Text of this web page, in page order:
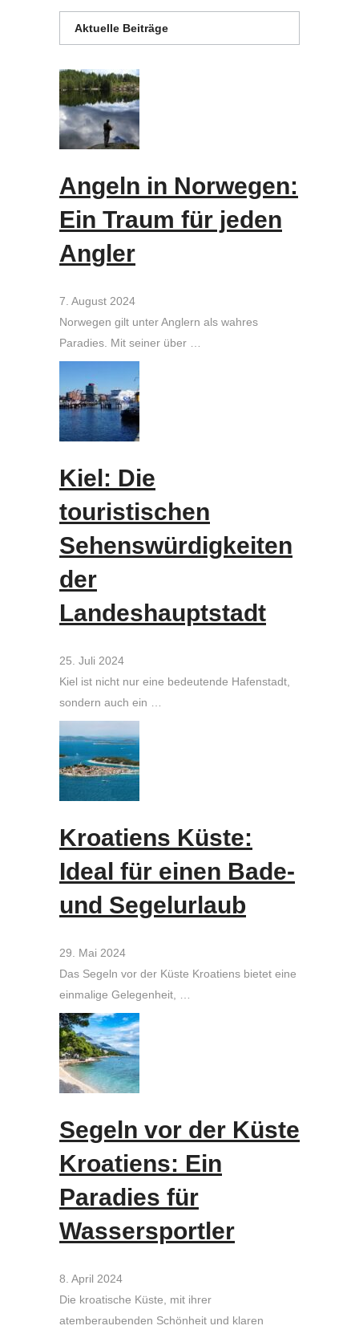
Aktuelle Beiträge
Angeln in Norwegen:
Ein Traum für jeden
Angler
7. August 2024
Norwegen gilt unter Anglern als wahres
Paradies. Mit seiner über …
Kiel: Die
touristischen
Sehenswürdigkeiten
der
Landeshauptstadt
25. Juli 2024
Kiel ist nicht nur eine bedeutende Hafenstadt,
sondern auch ein …
Kroatiens Küste:
Ideal für einen Bade-
und Segelurlaub
29. Mai 2024
Das Segeln vor der Küste Kroatiens bietet eine
einmalige Gelegenheit, …
Segeln vor der Küste
Kroatiens: Ein
Paradies für
Wassersportler
8. April 2024
Die kroatische Küste, mit ihrer
atemberaubenden Schönheit und klaren